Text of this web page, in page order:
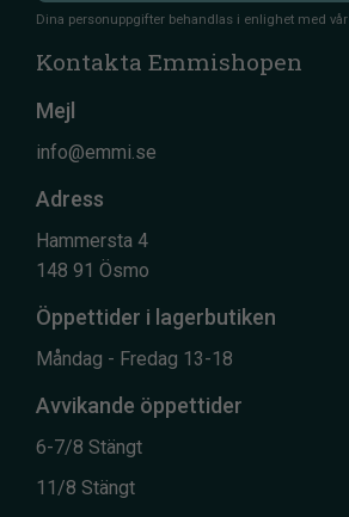
Dina personuppgifter behandlas i enlighet med vår
Kontakta Emmishopen
Mejl
info@emmi.se
Adress
Hammersta 4
148 91 Ösmo
Öppettider i lagerbutiken
Måndag - Fredag 13-18
Avvikande öppettider
6-7/8 Stängt
11/8 Stängt